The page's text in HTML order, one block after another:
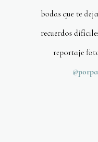
bodas que te
recuerdos
reportaje